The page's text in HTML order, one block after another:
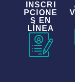
INSCRI
PCIONE
S EN
LÍNEA